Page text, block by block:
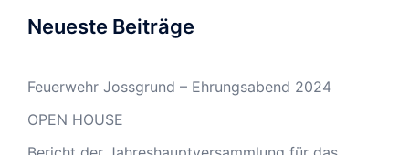
Neueste Beiträge
Feuerwehr Jossgrund – Ehrungsabend 2024
OPEN HOUSE